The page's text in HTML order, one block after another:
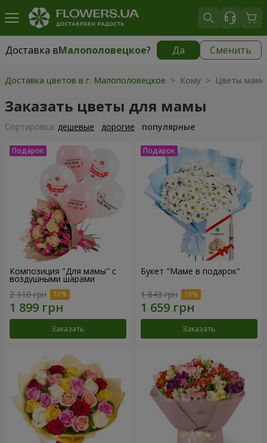
Доставка вМалополовецкое? Да Сменить
Доставка вМалополовецкое|510 грн
Доставка цветов в г. Малополовецкое > Кому > Цветы маме
Заказать цветы для мамы
Cортировка: дешевые дорогие популярные
Композиция "Для мамы" с
воздушными шарами
2 110 грн
Заказать
Букет "Маме в подарок"
1 843 грн
Заказать